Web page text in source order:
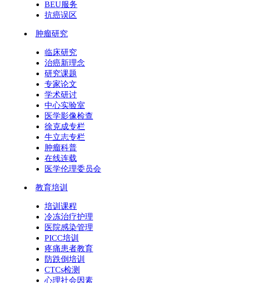
BEU服务
抗癌误区
肿瘤研究
临床研究
治癌新理念
研究课题
专家论文
学术研讨
中心实验室
医学影像检查
徐克成专栏
牛立志专栏
肿瘤科普
在线连载
医学伦理委员会
教育培训
培训课程
冷冻治疗护理
医院感染管理
PICC培训
疼痛患者教育
防跌倒培训
CTCs检测
心理社会因素